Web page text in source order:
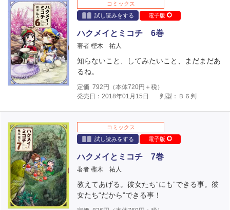
コミックス
試し読みをする
電子版
ハクメイとミコチ 6巻
著者 樫木 祐人
知らないこと、してみたいこと、まだまだあ
るね。
定価 792 円（本体720円＋税）
発売日：2018年01月15日
判型：Ｂ６判
コミックス
試し読みをする
電子版
ハクメイとミコチ 7巻
著者 樫木 祐人
教えてあげる。彼女たち“にも”できる事。彼
女たち“だから”できる事！